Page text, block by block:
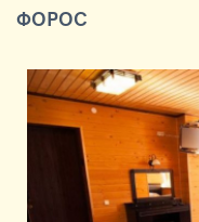
ФОРОС